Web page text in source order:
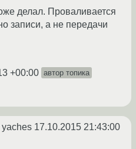
делал. Проваливается
записи, а не передачи
+00:00 автор топика
yaches 17.10.2015 21:43:00